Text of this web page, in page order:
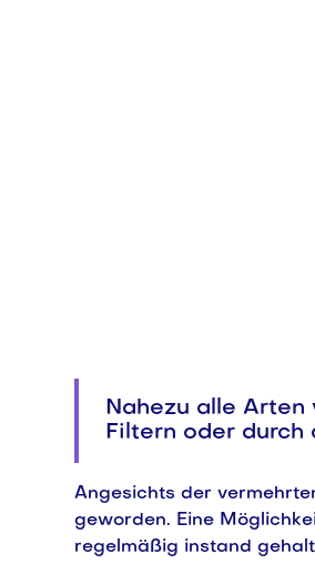
Nahezu alle
Filtern oder durch
Angesichts der
geworden. Eine
regelmäßig instand